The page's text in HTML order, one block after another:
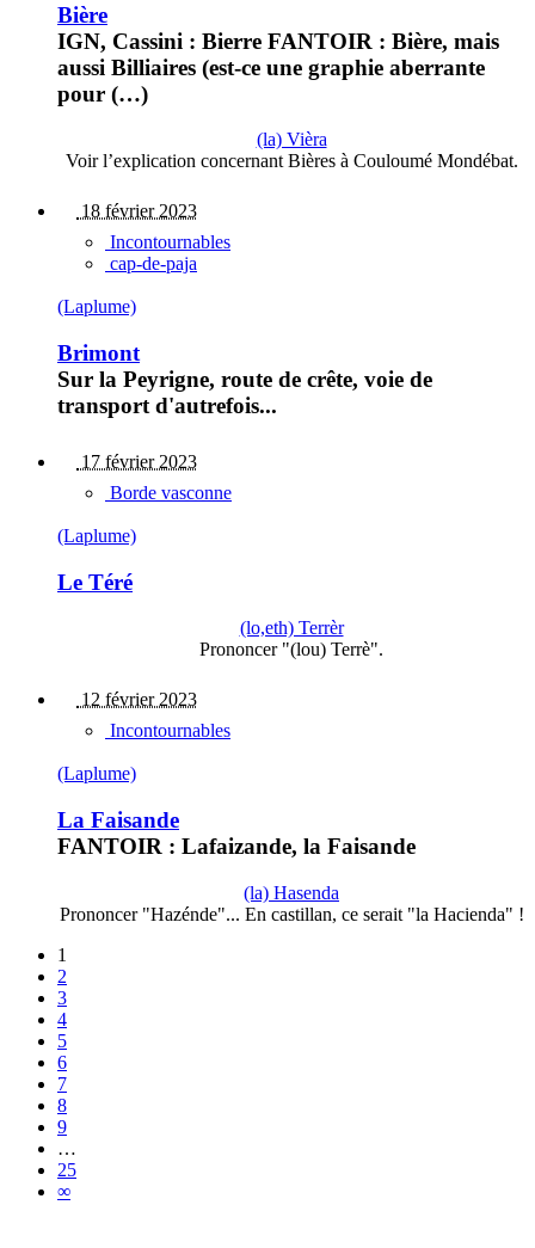
Bière
IGN, Cassini : Bierre FANTOIR : Bière, mais
aussi Billiaires (est-ce une graphie aberrante
pour (…)
(la) Vièra
Voir l’explication concernant Bières à Couloumé Mondébat.
18 février 2023
Incontournables
cap-de-paja
(Laplume)
Brimont
Sur la Peyrigne, route de crête, voie de
transport d'autrefois...
17 février 2023
Borde vasconne
(Laplume)
Le Téré
(lo,eth) Terrèr
Prononcer "(lou) Terrè".
12 février 2023
Incontournables
(Laplume)
La Faisande
FANTOIR : Lafaizande, la Faisande
(la) Hasenda
Prononcer "Hazénde"... En castillan, ce serait "la Hacienda" !
1
2
3
4
5
6
7
8
9
…
25
∞